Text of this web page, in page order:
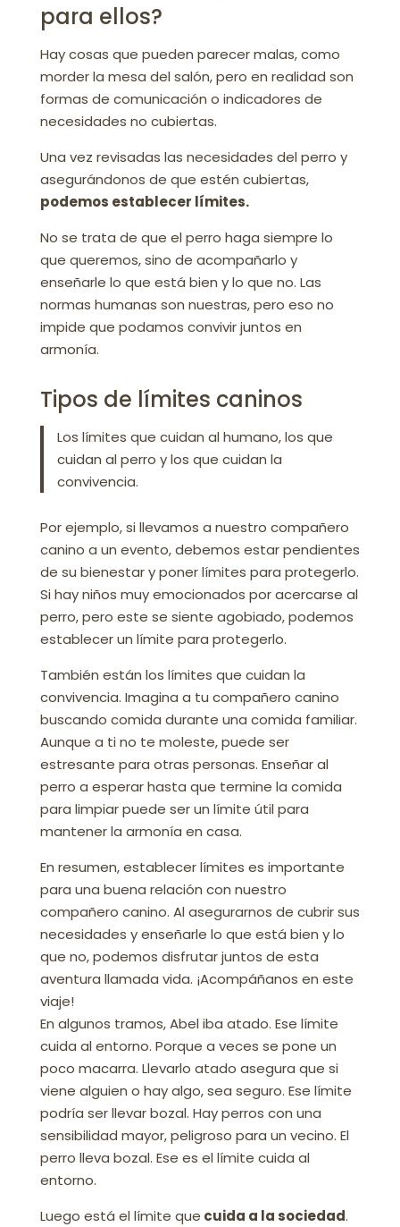
para ellos?
Hay cosas que pueden parecer malas, como
morder la mesa del salón, pero en realidad son
formas de comunicación o indicadores de
necesidades no cubiertas.
Una vez revisadas las necesidades del perro y
asegurándonos de que estén cubiertas,
podemos establecer límites.
No se trata de que el perro haga siempre lo
que queremos, sino de acompañarlo y
enseñarle lo que está bien y lo que no. Las
normas humanas son nuestras, pero eso no
impide que podamos convivir juntos en
armonía.
Tipos de límites caninos
Los límites que cuidan al humano, los que
cuidan al perro y los que cuidan la
convivencia.
Por ejemplo, si llevamos a nuestro compañero
canino a un evento, debemos estar pendientes
de su bienestar y poner límites para protegerlo.
Si hay niños muy emocionados por acercarse al
perro, pero este se siente agobiado, podemos
establecer un límite para protegerlo.
También están los límites que cuidan la
convivencia. Imagina a tu compañero canino
buscando comida durante una comida familiar.
Aunque a ti no te moleste, puede ser
estresante para otras personas. Enseñar al
perro a esperar hasta que termine la comida
para limpiar puede ser un límite útil para
mantener la armonía en casa.
En resumen, establecer límites es importante
para una buena relación con nuestro
compañero canino. Al asegurarnos de cubrir sus
necesidades y enseñarle lo que está bien y lo
que no, podemos disfrutar juntos de esta
aventura llamada vida. ¡Acompáñanos en este
viaje!
En algunos tramos, Abel iba atado. Ese límite
cuida al entorno. Porque a veces se pone un
poco macarra. Llevarlo atado asegura que si
viene alguien o hay algo, sea seguro. Ese límite
podría ser llevar bozal. Hay perros con una
sensibilidad mayor, peligroso para un vecino. El
perro lleva bozal. Ese es el límite cuida al
entorno.
Luego está el límite que cuida a la sociedad.